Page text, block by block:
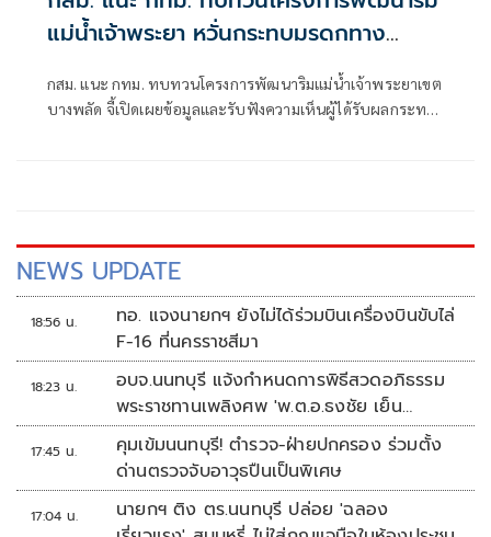
แม่น้ำเจ้าพระยา หวั่นกระทบมรดกทาง
กสม. แนะ กทม. ทบทวนโครงการพัฒนาริมแม่น้ำเจ้าพระยาเขต
บางพลัด จี้เปิดเผยข้อมูลและรับฟังความเห็นผู้ได้รับผลกระทบ
NEWS UPDATE
18:56 น.
ทอ. แจงนายกฯ ยังไม่ได้ร่วมบินเครื่องบินขับไล่
F-16 ที่นครราชสีมา
18:23 น.
อบจ.นนทบุรี แจ้งกำหนดการพิธีสวดอภิธรรม
พระราชทานเพลิงศพ 'พ.ต.อ.ธงชัย เย็น
ประเสริฐ'
17:45 น.
คุมเข้มนนทบุรี! ตำรวจ-ฝ่ายปกครอง ร่วมตั้ง
ด่านตรวจจับอาวุธปืนเป็นพิเศษ
17:04 น.
นายกฯ ติง ตร.นนทบุรี ปล่อย 'ฉลอง